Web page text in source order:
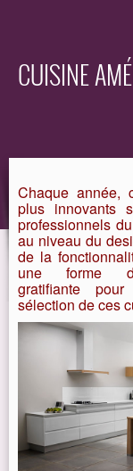
CUISINE
Chaque année,
plus innovants
professionnels
au niveau du
de la
une forme
gratifiante
sélection de ces